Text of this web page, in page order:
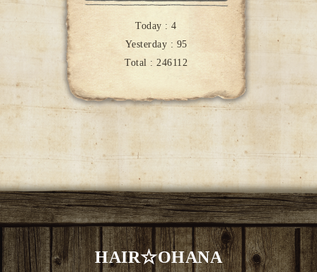
Today :4
Yesterday : 95
Total : 246112
HAIR☆OHANA